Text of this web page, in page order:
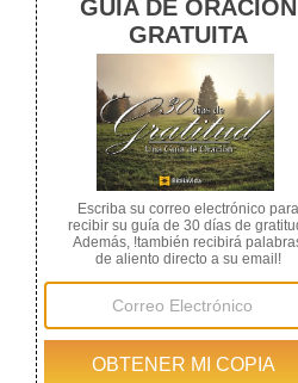
que seáis ignorantes.
que cuando erais
manera u otra erais
hacia los ídolos
tanto, os hago
hablando por el
dice: Jesús es